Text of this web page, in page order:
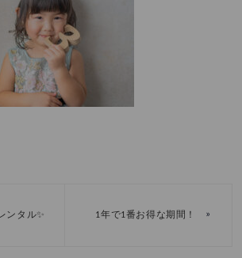
ンタル✨ 1年で1番お得な期間！ »